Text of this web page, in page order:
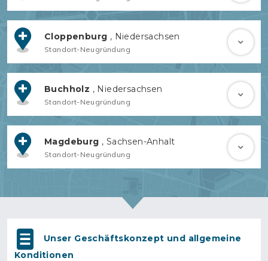
Cloppenburg , Niedersachsen
Standort-Neugründung
Buchholz , Niedersachsen
Standort-Neugründung
Magdeburg , Sachsen-Anhalt
Standort-Neugründung
Unser Geschäftskonzept und allgemeine
Konditionen